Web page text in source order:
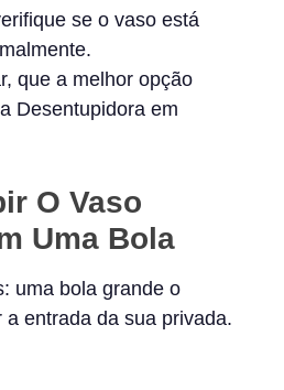
se o vaso está
que a melhor opção
Desentupidora em
O Vaso
Uma Bola
uma bola grande o
entrada da sua privada.